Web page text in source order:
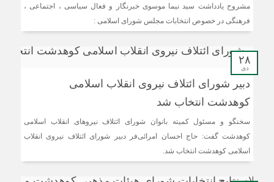
مشروح یادداشت سید نیما موسوی خبرنگار و فعال سیاسی ، اجتماعی ،
فرهنگی در خصوص انتخابات مجلس شورای اسلامی :
۲۸
دی
دبیر شورای ائتلاف نیروی انقلاب اسلامی
کوهدشت انتخاب شد
سخنگو و مسئول کمیته بانوان شورای ائتلاف نیروهای انقلاب اسلامی
کوهدشت گفت: حاج احسان امرائی‌فر دبیر شورای ائتلاف نیروی انقلاب
اسلامی کوهدشت انتخاب شد.